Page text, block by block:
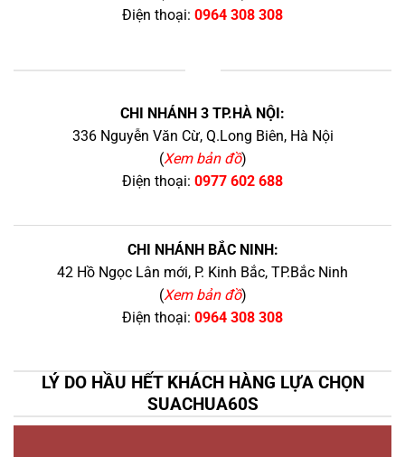
Điện thoại: 0964 308 308
CHI NHÁNH 3 TP.HÀ NỘI:
336 Nguyễn Văn Cừ, Q.Long Biên, Hà Nội
(Xem bản đồ)
Điện thoại: 0977 602 688
CHI NHÁNH BẮC NINH:
42 Hồ Ngọc Lân mới, P. Kinh Bắc, TP.Bắc Ninh
(Xem bản đồ)
Điện thoại: 0964 308 308
LÝ DO HẦU HẾT KHÁCH HÀNG LỰA CHỌN
SUACHUA60S